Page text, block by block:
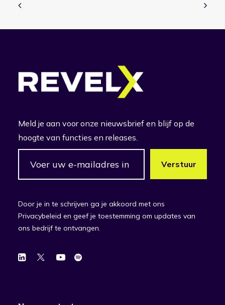
Meld je aan voor onze nieuwsbrief en blijf op de
hoogte van functies en releases.
Door je in te schrijven ga je akkoord met ons
Privacybeleid en geef je toestemming om updates van
ons bedrijf te ontvangen.